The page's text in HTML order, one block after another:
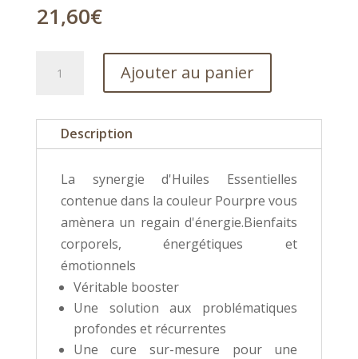
21,60€
de
soin
Ajouter au panier
Description
La synergie d'Huiles Essentielles
contenue dans la couleur Pourpre vous
amènera un regain d'énergie.Bienfaits
corporels, énergétiques et
émotionnels
Véritable booster
Une solution aux problématiques
profondes et récurrentes
Une cure sur-mesure pour une